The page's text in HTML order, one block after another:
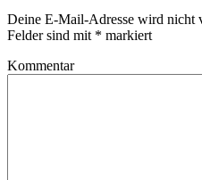
Deine E-Mail-Adresse wird nicht
Felder sind mit * markiert
Kommentar